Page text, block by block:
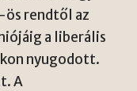
rendtől az
a liberális
nyugodott.
A